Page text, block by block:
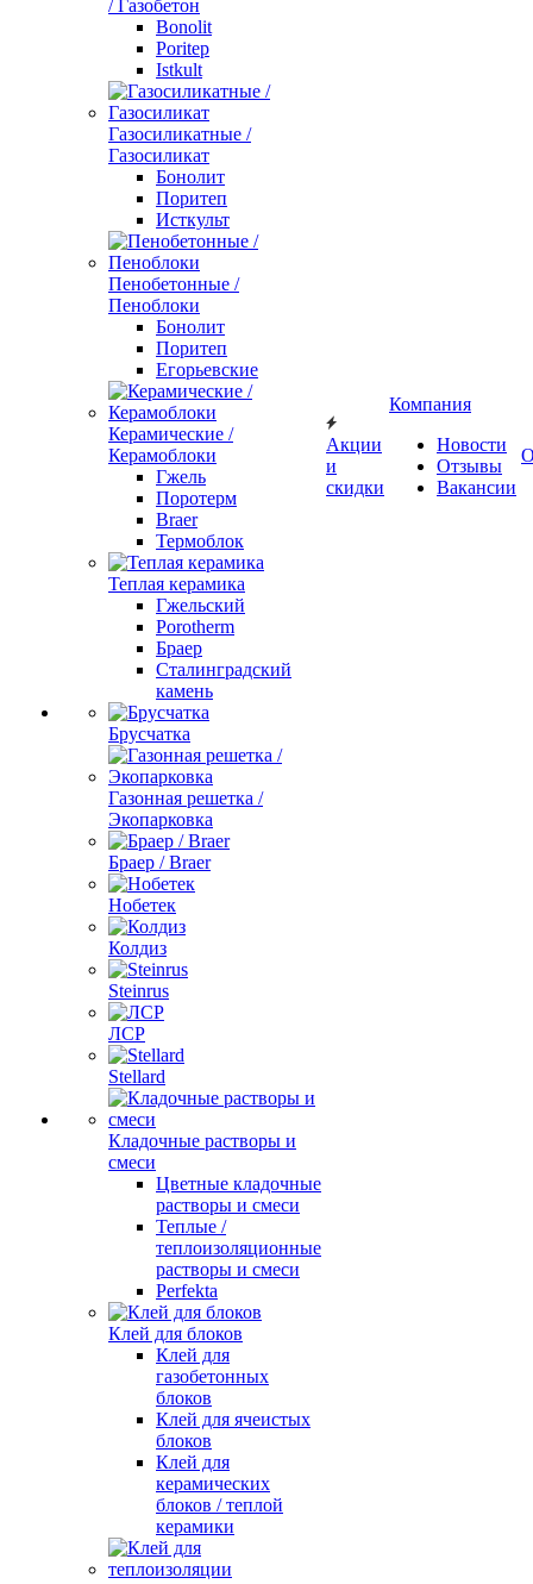
/ Газобетон
Bonolit
Poritep
Istkult
Газосиликатные /
Газосиликат
Бонолит
Поритеп
Исткульт
Пенобетонные /
Пеноблоки
Бонолит
Поритеп
Егорьевские
Керамические /
Керамоблоки
Гжель
Поротерм
Braer
Термоблок
Теплая керамика
Гжельский
Porotherm
Браер
Сталинградский
камень
Брусчатка
Газонная решетка /
Экопарковка
Браер / Braer
Нобетек
Колдиз
Steinrus
ЛСР
Stellard
Кладочные растворы и
смеси
Цветные кладочные
растворы и смеси
Теплые /
теплоизоляционные
растворы и смеси
Perfekta
Клей для блоков
Клей для
газобетонных
блоков
Клей для ячеистых
блоков
Клей для
керамических
блоков / теплой
керамики
Акции
и
скидки
Компания
Новости
Отзывы
Вакансии